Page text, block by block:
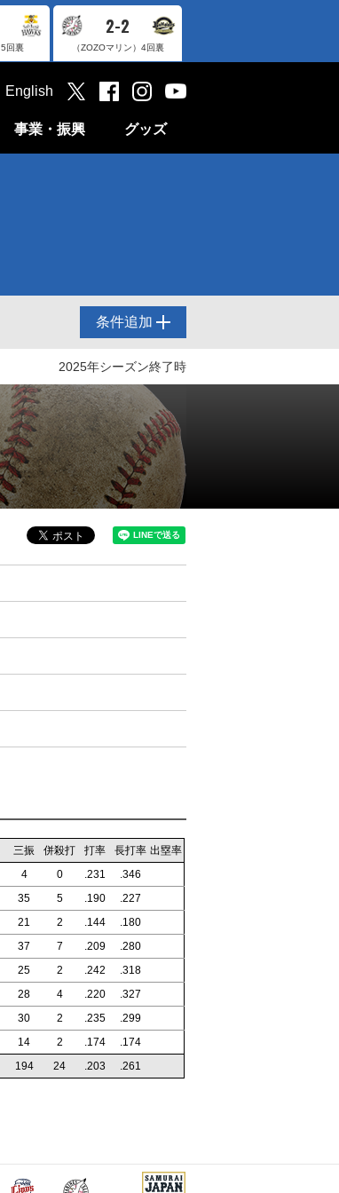
5回裏
2-2
（ZOZOマリン） 4回裏
事業・振興 グッズ
English
条件追加
2025年シーズン終了時
三振 併殺打 打率 長打率 出塁率
4 0 .231
.346
35 5 .190
.227
21 2 .144
.180
37 7 .209
.280
25 2 .242
.318
28 4 .220
.327
30 2 .235
.299
14 2 .174
.174
194 24 .203 .261